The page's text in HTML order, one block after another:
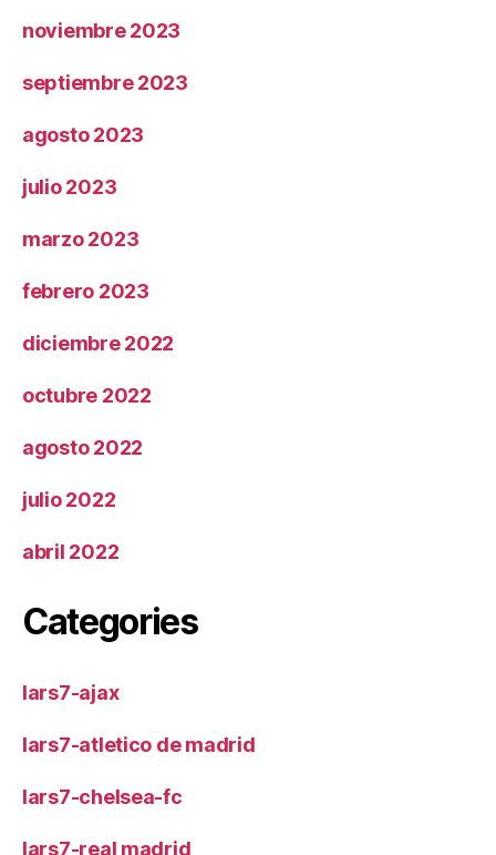
noviembre 2023
septiembre 2023
agosto 2023
julio 2023
marzo 2023
febrero 2023
diciembre 2022
octubre 2022
agosto 2022
julio 2022
abril 2022
Categories
lars7-ajax
lars7-atletico de madrid
lars7-chelsea-fc
lars7-real madrid